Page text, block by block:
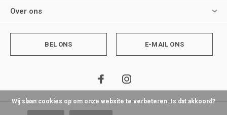
Over ons
BEL ONS E-MAIL ONS
Wij slaan cookies op om onze website te verbeteren. Is dat akkoord?